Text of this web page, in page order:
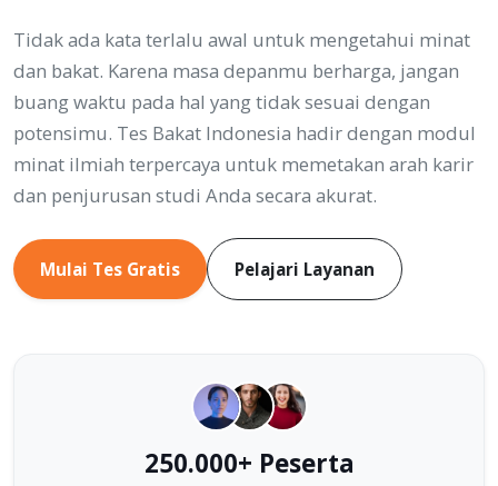
Tidak ada kata terlalu awal untuk mengetahui minat
dan bakat. Karena masa depanmu berharga, jangan
buang waktu pada hal yang tidak sesuai dengan
potensimu. Tes Bakat Indonesia hadir dengan modul
minat ilmiah terpercaya untuk memetakan arah karir
dan penjurusan studi Anda secara akurat.
Mulai Tes Gratis Pelajari Layanan
250.000+ Peserta